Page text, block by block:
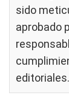
sido
aprobado
editoriales.